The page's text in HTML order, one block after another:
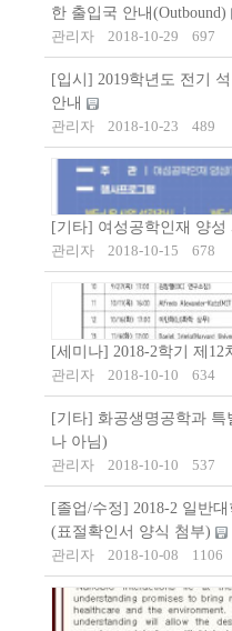
한 출입국 안내(Outbound)
관리자
2018-10-29 697
[입시] 2019학년도 전기
안내
관리자
2018-10-23 489
[기타] 여성공학인재 양성
관리자
2018-10-15 678
[세미나] 2018-2학기 제12
관리자
2018-10-10 634
[기타] 화공생명공학과 특
나 아님)
관리자
2018-10-10 537
[졸업/수정] 2018-2 일반
(표절확인서 양식 첨부)
관리자
2018-10-08 1106